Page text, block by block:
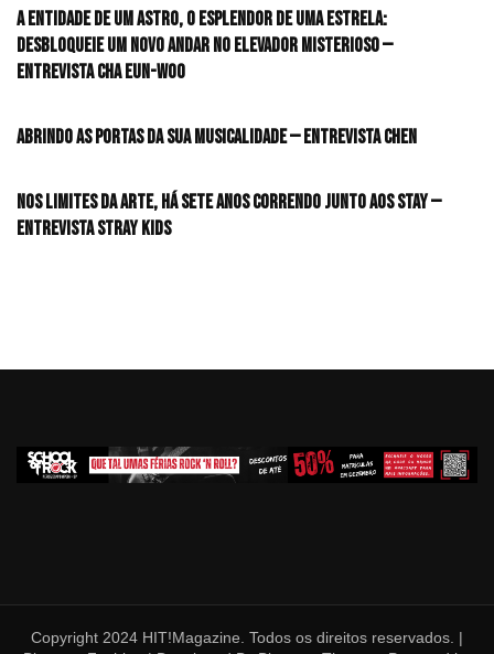
A entidade de um astro, o esplendor de uma estrela:
desbloqueie um novo andar no elevador misterioso —
Entrevista CHA EUN-WOO
Abrindo as portas da sua musicalidade — Entrevista CHEN
Nos limites da arte, há sete anos correndo junto aos STAY —
Entrevista Stray Kids
Copyright 2024 HIT!Magazine. Todos os direitos reservados. |